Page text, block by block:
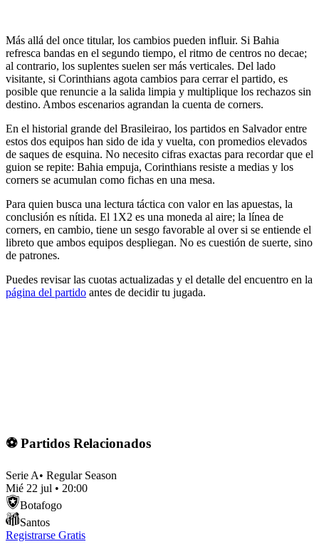
Más allá del once titular, los cambios pueden influir. Si Bahia
refresca bandas en el segundo tiempo, el ritmo de centros no decae;
al contrario, los suplentes suelen ser más verticales. Del lado
visitante, si Corinthians agota cambios para cerrar el partido, es
posible que renuncie a la salida limpia y multiplique los rechazos sin
destino. Ambos escenarios agrandan la cuenta de corners.
En el historial grande del Brasileirao, los partidos en Salvador entre
estos dos equipos han sido de ida y vuelta, con promedios elevados
de saques de esquina. No necesito cifras exactas para recordar que el
guion se repite: Bahia empuja, Corinthians resiste a medias y los
corners se acumulan como fichas en una mesa.
Para quien busca una lectura táctica con valor en las apuestas, la
conclusión es nítida. El 1X2 es una moneda al aire; la línea de
corners, en cambio, tiene un sesgo favorable al over si se entiende el
libreto que ambos equipos despliegan. No es cuestión de suerte, sino
de patrones.
Puedes revisar las cuotas actualizadas y el detalle del encuentro en la
página del partido antes de decidir tu jugada.
⚽ Partidos Relacionados
Serie A• Regular Season
Mié 22 jul • 20:00
Botafogo
Santos
Registrarse Gratis